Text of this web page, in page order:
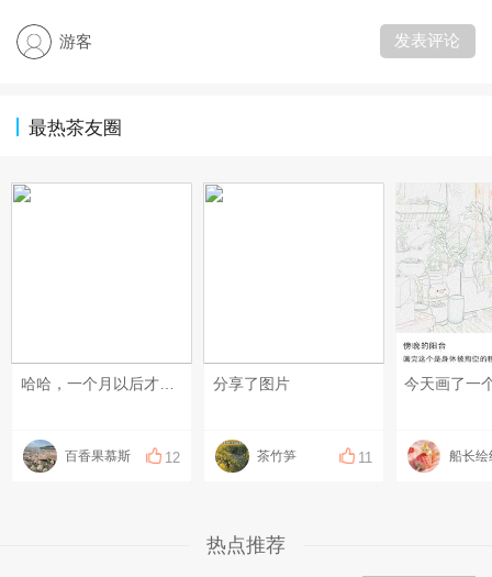
游客 发表评论
最热茶友圈
哈哈，一个月以后才吃的辣椒是真香啊，香得很
百香果慕斯 12
分享了图片
茶竹笋 11 船长绘
热点推荐